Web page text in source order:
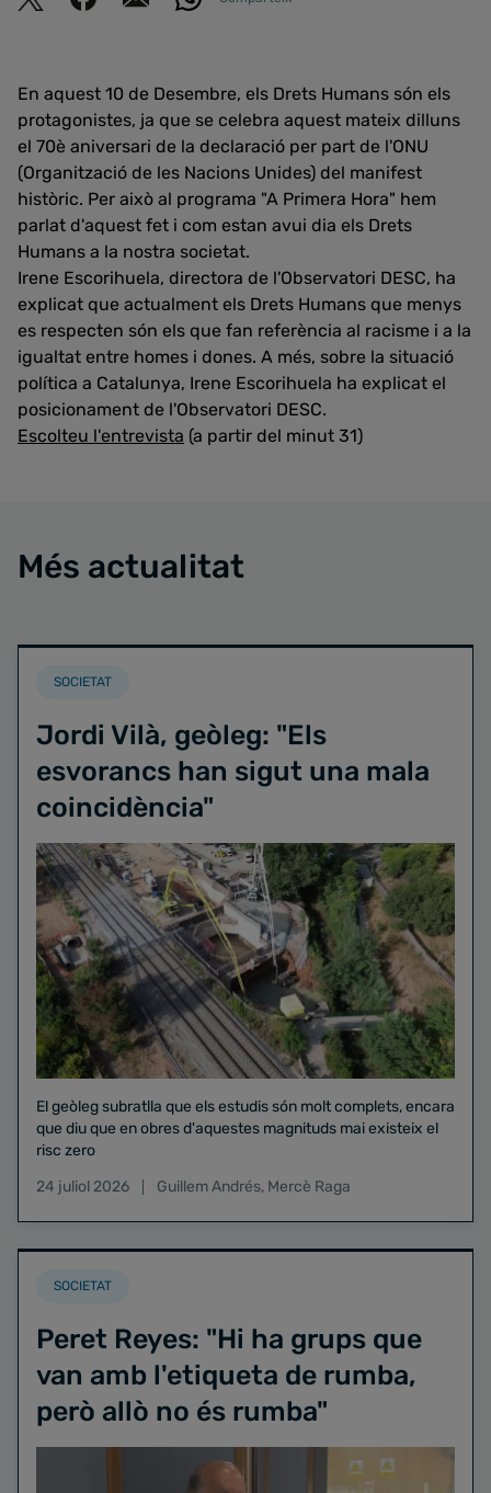
En aquest 10 de Desembre, els Drets Humans són els
protagonistes, ja que se celebra aquest mateix dilluns
el 70è aniversari de la declaració per part de l'ONU
(Organització de les Nacions Unides) del manifest
històric. Per això al programa "A Primera Hora" hem
parlat d'aquest fet i com estan avui dia els Drets
Humans a la nostra societat.
Irene Escorihuela, directora de l'Observatori DESC, ha
explicat que actualment els Drets Humans que menys
es respecten són els que fan referència al racisme i a la
igualtat entre homes i dones. A més, sobre la situació
política a Catalunya, Irene Escorihuela ha explicat el
posicionament de l'Observatori DESC.
Escolteu l'entrevista (a partir del minut 31)
Més actualitat
SOCIETAT
Jordi Vilà, geòleg: "Els
esvorancs han sigut una mala
coincidència"
El geòleg subratlla que els estudis són molt complets, encara
que diu que en obres d'aquestes magnituds mai existeix el
risc zero
24 juliol 2026
Guillem Andrés, Mercè Raga
SOCIETAT
Peret Reyes: "Hi ha grups que
van amb l'etiqueta de rumba,
però allò no és rumba"